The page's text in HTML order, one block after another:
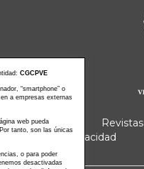
de Actos Revistas
Política Privacidad
CGCPVE
“smartphone” o
a empresas externas
web pueda
tanto, son las únicas
o para poder
desactivadas